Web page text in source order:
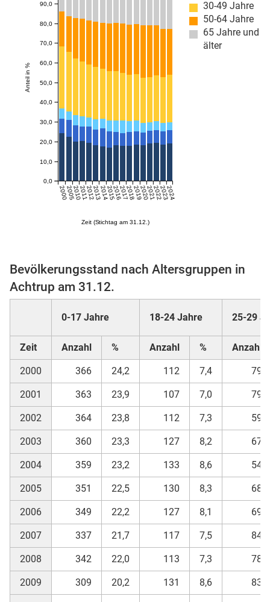
30-49 Jahre
50-64 Jahre
65 Jahre und
älter
Zeit (Stichtag am 31.12.)
20002005201020112012201320142015201620172018201920202021202220232024
Anteil in %
0,0
10,0
20,0
30,0
40,0
50,0
60,0
70,0
80,0
90,0
Bevölkerungsstand nach Altersgruppen in
Achtrup am 31.12.
0-17 Jahre 18-24 Jahre 25-29
Zeit Anzahl % Anzahl % Anzahl
2000 366 24,2 112 7,4 79
2001 363 23,9 107 7,0 79
2002 364 23,8 112 7,3 59
2003 360 23,3 127 8,2 67
2004 359 23,2 133 8,6 54
2005 351 22,5 130 8,3 68
2006 349 22,2 127 8,1 69
2007 337 21,7 117 7,5 84
2008 342 22,0 113 7,3 78
2009 309 20,2 131 8,6 83